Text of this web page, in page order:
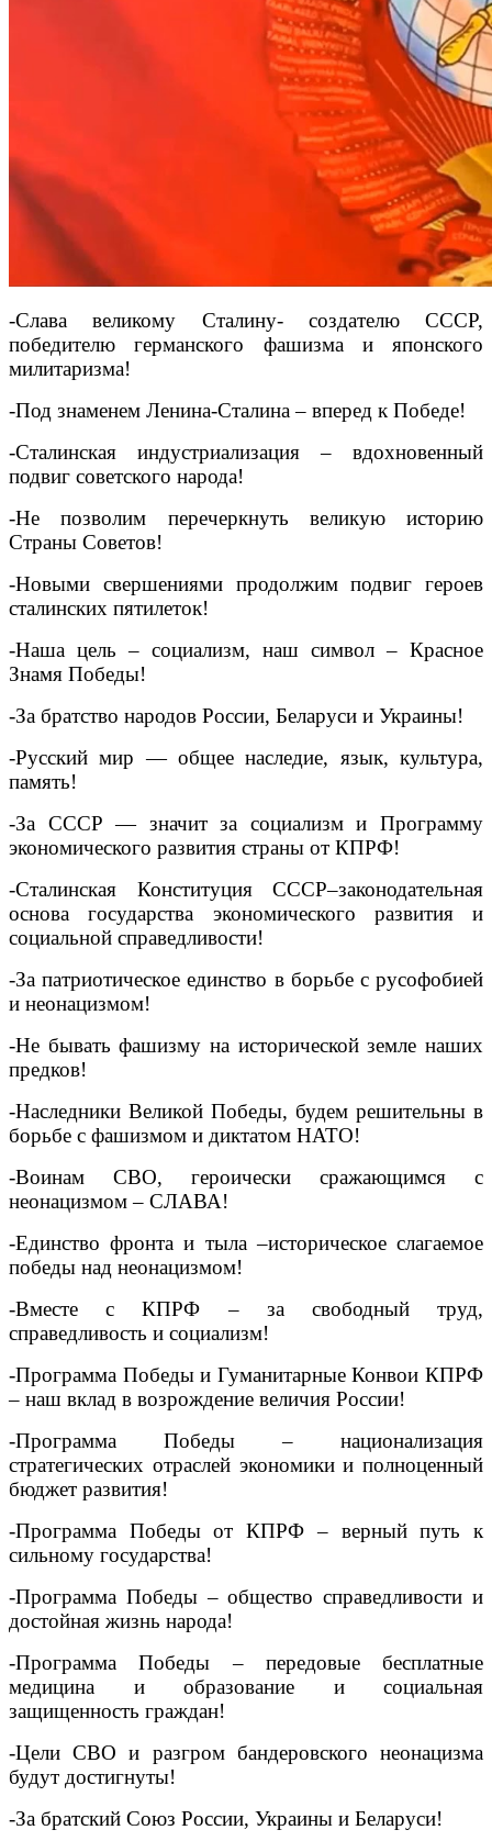
-Слава великому Сталину- создателю СССР,
победителю германского фашизма и японского
милитаризма!
-Под знаменем Ленина-Сталина – вперед к Победе!
-Сталинская индустриализация – вдохновенный
подвиг советского народа!
-Не позволим перечеркнуть великую историю
Страны Советов!
-Новыми свершениями продолжим подвиг героев
сталинских пятилеток!
-Наша цель – социализм, наш символ – Красное
Знамя Победы!
-За братство народов России, Беларуси и Украины!
-Русский мир — общее наследие, язык, культура,
память!
-За СССР — значит за социализм и Программу
экономического развития страны от КПРФ!
-Сталинская Конституция СССР–законодательная
основа государства экономического развития и
социальной справедливости!
-За патриотическое единство в борьбе с русофобией
и неонацизмом!
-Не бывать фашизму на исторической земле наших
предков!
-Наследники Великой Победы, будем решительны в
борьбе с фашизмом и диктатом НАТО!
-Воинам СВО, героически сражающимся с
неонацизмом – СЛАВА!
-Единство фронта и тыла –историческое слагаемое
победы над неонацизмом!
-Вместе с КПРФ – за свободный труд,
справедливость и социализм!
-Программа Победы и Гуманитарные Конвои КПРФ
– наш вклад в возрождение величия России!
-Программа Победы – национализация
стратегических отраслей экономики и полноценный
бюджет развития!
-Программа Победы от КПРФ – верный путь к
сильному государства!
-Программа Победы – общество справедливости и
достойная жизнь народа!
-Программа Победы – передовые бесплатные
медицина и образование и социальная
защищенность граждан!
-Цели СВО и разгром бандеровского неонацизма
будут достигнуты!
-За братский Союз России, Украины и Беларуси!